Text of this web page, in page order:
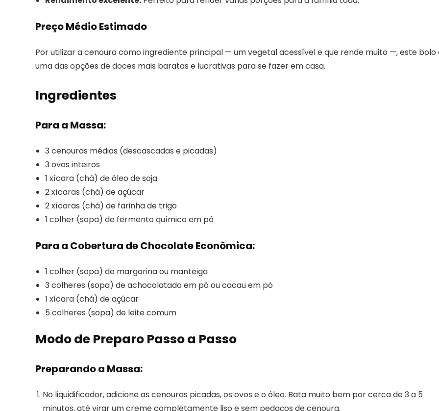
Preço Médio Estimado
Por utilizar a cenoura como ingrediente principal — um vegetal acessível e que rende muito —, este bolo
uma das opções de doces mais baratas e lucrativas para se fazer em casa.
Ingredientes
Para a Massa:
3 cenouras médias (descascadas e picadas)
3 ovos inteiros
1 xícara (chá) de óleo de soja
2 xícaras (chá) de açúcar
2 xícaras (chá) de farinha de trigo
1 colher (sopa) de fermento químico em pó
Para a Cobertura de Chocolate Econômica:
1 colher (sopa) de margarina ou manteiga
3 colheres (sopa) de achocolatado em pó ou cacau em pó
1 xícara (chá) de açúcar
5 colheres (sopa) de leite comum
Modo de Preparo Passo a Passo
Preparando a Massa:
No liquidificador, adicione as cenouras picadas, os ovos e o óleo. Bata muito bem por cerca de 3 a 5
minutos, até virar um creme completamente liso e sem pedaços de cenoura.